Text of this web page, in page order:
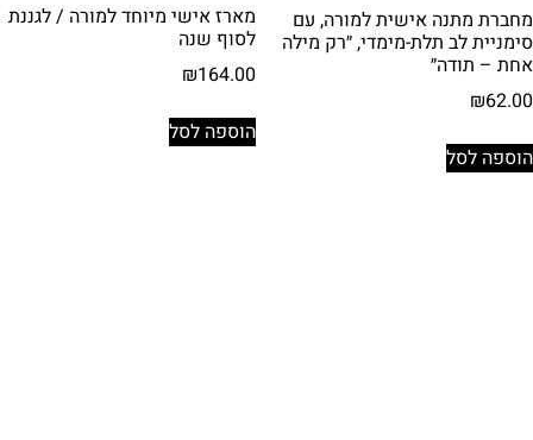
מחברת מתנה אישית למורה, עם
סימניית לב תלת-מימדי, ״רק מילה
אחת – תודה״
₪62.00
הוספה לסל
מארז אישי מיוחד למורה / לגננת
לסוף שנה
₪164.00
הוספה לסל